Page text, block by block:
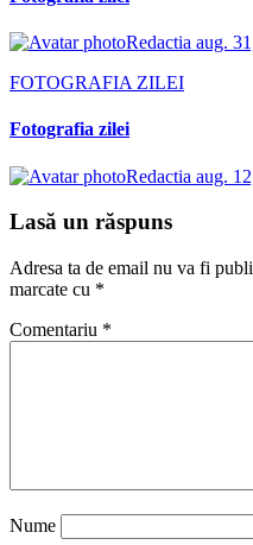
Redactia aug.
FOTOGRAFIA ZILEI
Fotografia zilei
Redactia aug.
Lasă un răspuns
Adresa ta de email nu va fi
marcate cu *
Comentariu *
Nume